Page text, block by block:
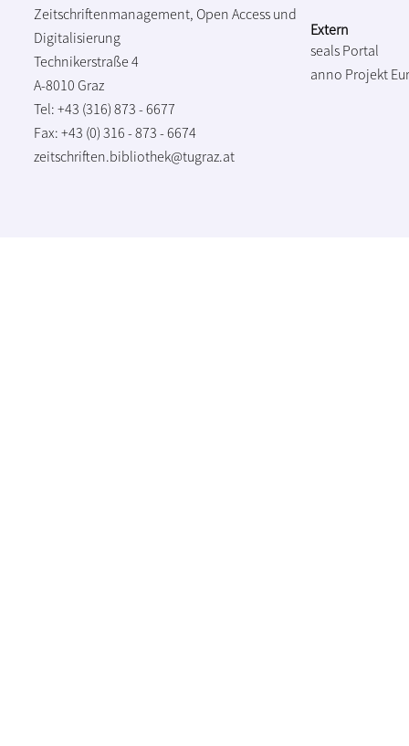
Zeitschriftenmanagement, Open Access und
Digitalisierung
Technikerstraße 4
A-8010 Graz
Tel: +43 (316) 873 - 6677
Fax: +43 (0) 316 - 873 - 6674
zeitschriften.bibliothek@tugraz.at
Extern
seals Portal
anno Projekt